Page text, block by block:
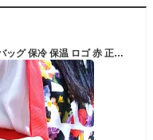
コカコーラ インシュレートカンクーラーバッグ 保冷 保温 ロゴ 赤 正規ライセンス品 コーラ アメリカン かばん アウトドア キャンプ バーベキュー 海水欲 おしゃれ 可愛い